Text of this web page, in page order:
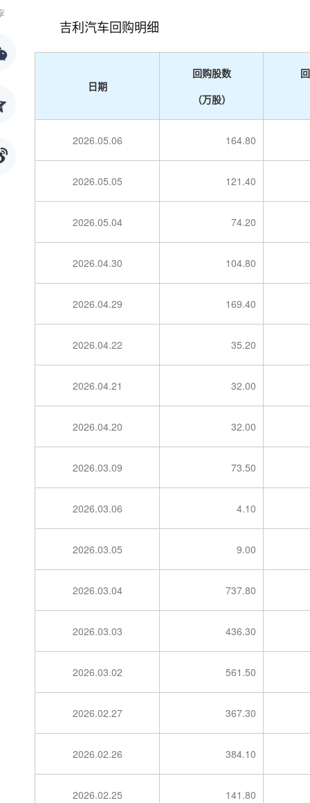
吉利汽车回购明细
日期
回购股数
（万股）
2026.05.06 164.80
2026.05.05 121.40
2026.05.04 74.20
2026.04.30 104.80
2026.04.29 169.40
2026.04.22 35.20
2026.04.21 32.00
2026.04.20 32.00
2026.03.09 73.50
2026.03.06 4.10
2026.03.05 9.00
2026.03.04 737.80
2026.03.03 436.30
2026.03.02 561.50
2026.02.27 367.30
2026.02.26 384.10
2026.02.25 141.80